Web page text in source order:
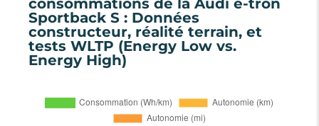
consommations de la Audi e-tron
Sportback S : Données
constructeur, réalité terrain, et
tests WLTP (Energy Low vs.
Energy High)